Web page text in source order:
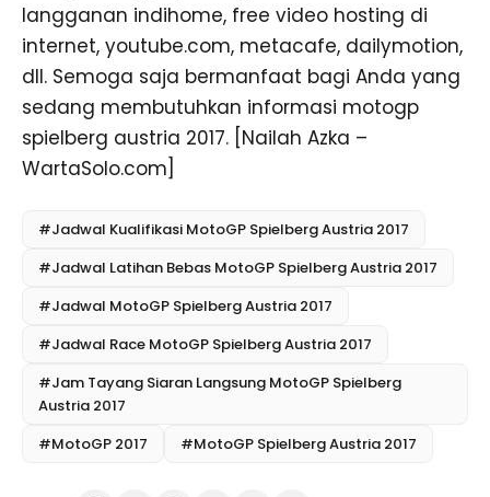
langganan indihome, free video hosting di
internet, youtube.com, metacafe, dailymotion,
dll. Semoga saja bermanfaat bagi Anda yang
sedang membutuhkan informasi motogp
spielberg austria 2017. [Nailah Azka –
WartaSolo.com]
#Jadwal Kualifikasi MotoGP Spielberg Austria 2017
#Jadwal Latihan Bebas MotoGP Spielberg Austria 2017
#Jadwal MotoGP Spielberg Austria 2017
#Jadwal Race MotoGP Spielberg Austria 2017
#Jam Tayang Siaran Langsung MotoGP Spielberg
Austria 2017
#MotoGP 2017
#MotoGP Spielberg Austria 2017